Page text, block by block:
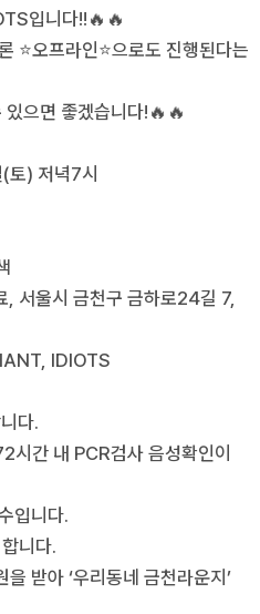
입니다!!🔥🔥
⭐오프라인⭐으로도 진행된다는
있으면 좋겠습니다!🔥🔥
토) 저녁7시
, 서울시 금천구 금하로24길 7,
IDIOTS
다.
시간 내 PCR검사 음성확인이
입니다.
니다.
받아 ‘우리동네 금천라운지’